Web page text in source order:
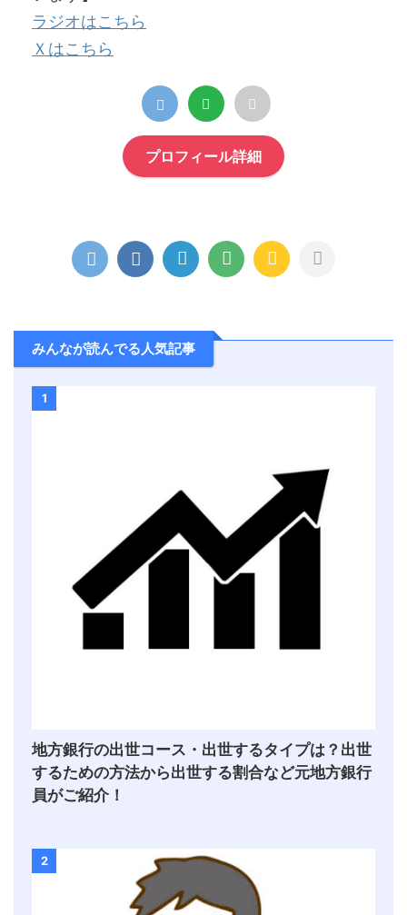
ラジオはこちら
Ｘはこちら
プロフィール詳細
みんなが読んでる人気記事
1
地方銀行の出世コース・出世するタイプは？出世
するための方法から出世する割合など元地方銀行
員がご紹介！
2